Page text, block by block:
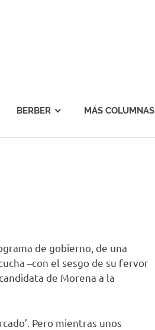
BERBER MÁS COLUMNAS
de gobierno, de una
–con el sesgo de su fervor
de Morena a la
Pero mientras unos